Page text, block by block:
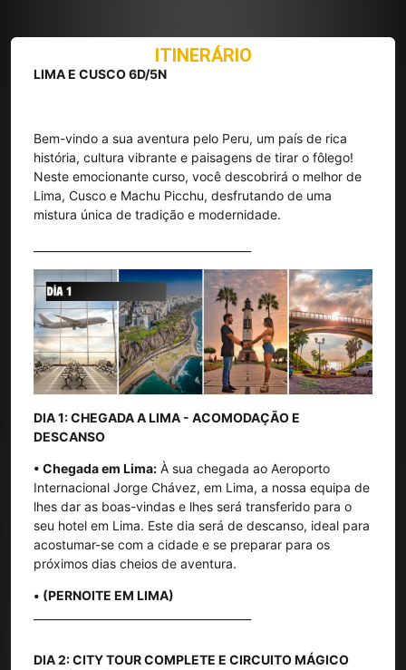
ITINERÁRIO
LIMA E CUSCO 6D/5N
Bem-vindo a sua aventura pelo Peru, um país de rica
história, cultura vibrante e paisagens de tirar o fôlego!
Neste emocionante curso, você descobrirá o melhor de
Lima, Cusco e Machu Picchu, desfrutando de uma
mistura única de tradição e modernidade.
DIA 1: CHEGADA A LIMA - ACOMODAÇÃO E
DESCANSO
• Chegada em Lima: À sua chegada ao Aeroporto
Internacional Jorge Chávez, em Lima, a nossa equipa de
lhes dar as boas-vindas e lhes será transferido para o
seu hotel em Lima. Este dia será de descanso, ideal para
acostumar-se com a cidade e se preparar para os
próximos dias cheios de aventura.
• (PERNOITE EM LIMA)
DIA 2: CITY TOUR COMPLETE E CIRCUITO MÁGICO